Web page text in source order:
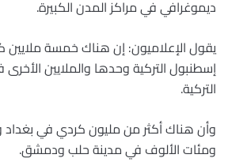
ديموغرافي في مراكز المدن الكبيرة.
يقول الإعلاميون: إن هناك خمسة
إسطنبول التركية وحدها والملايين
التركية.
وأن هناك أكثر من مليون كردي في
ومئات الألوف في مدينة حلب ودمشق.